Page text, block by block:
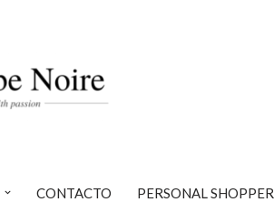
CONTACTO PERSONAL SHOPPER